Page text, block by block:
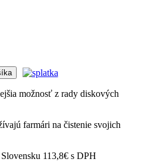
možnosť z rady diskových
farmári na čistenie svojich
113,8€ s DPH